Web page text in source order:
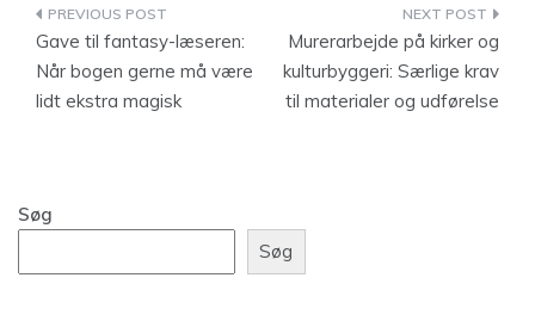
Indlægsnavigation
Gave til fantasy-læseren:
Når bogen gerne må være
lidt ekstra magisk
Murerarbejde på kirker og
kulturbyggeri: Særlige krav
til materialer og udførelse
Søg
Søg